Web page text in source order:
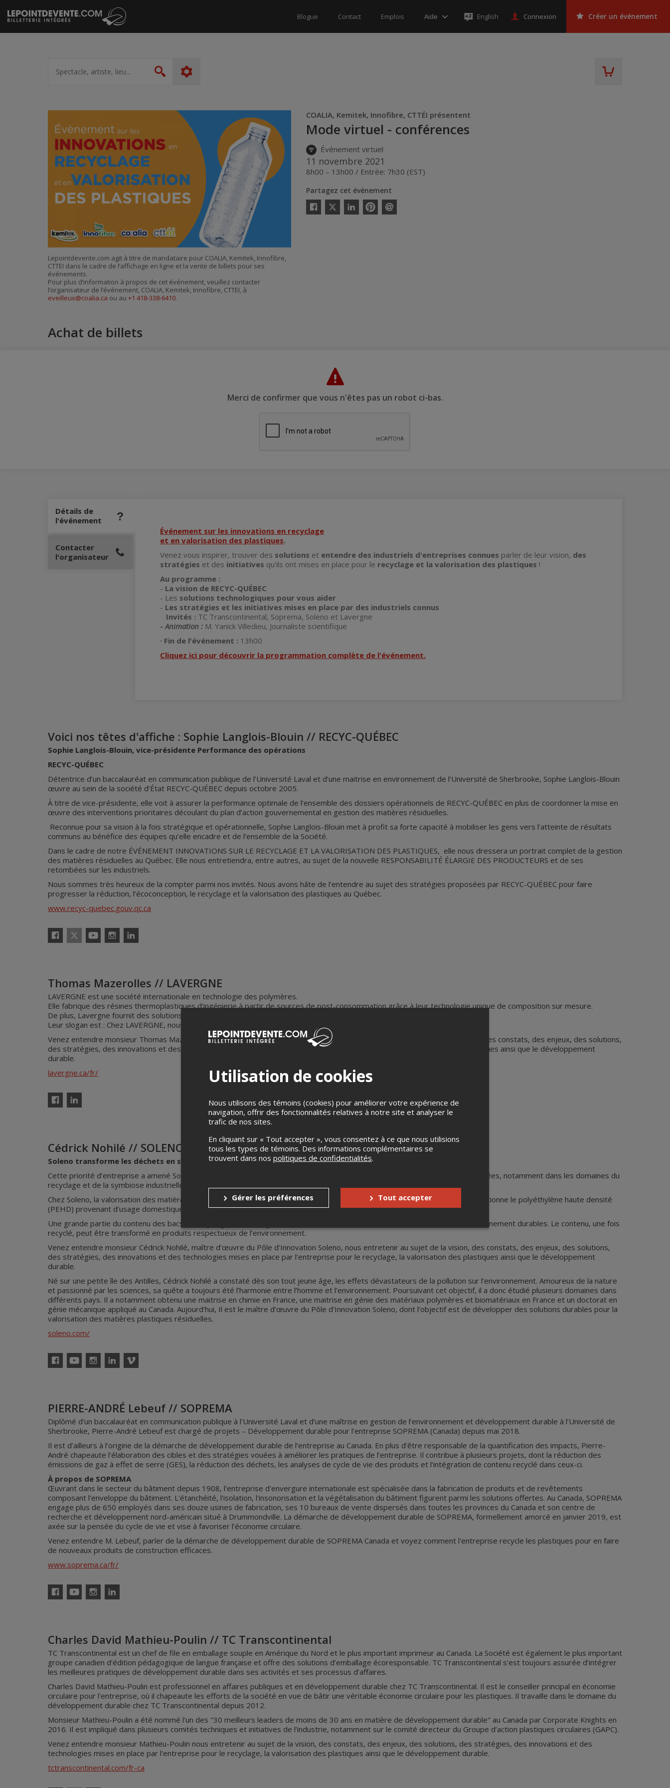
Passer
au
contenu
Blogue Contact Emplois Aide English Connexion Créer un événement
artiste,
lieu...
Rechercher
COALIA, Kemitek, Innofibre, CTTÉI présentent
Mode virtuel - conférences
Événement virtuel
11 novembre 2021
8h00 – 13h00 / Entrée: 7h30 (EST)
Partagez cet événement
Facebook
Twitter
LinkedinPinterestEnvoyer
Lepointdevente.com agit à titre de mandataire pour COALIA, Kemitek, Innofibre,
CTTEI dans le cadre de l’affichage en ligne et la vente de billets pour ses
événements.
Pour plus d’information à propos de cet événement, veuillez contacter
l’organisateur de l’événement, COALIA, Kemitek, Innofibre, CTTEI, à
eveilleux@coalia.ca ou au +1 418-338-6410.
Achat de billets
Merci de confirmer que vous n'êtes pas un robot ci-bas.
Détails de
l'événement
Événement sur les innovations en recyclage
et en valorisation des plastiques.
Venez vous inspirer, trouver des solutions et entendre des industriels d'entreprises connues parler de leur vision, des
stratégies et des initiatives qu'ils ont mises en place pour le recyclage et la valorisation des plastiques !
Au programme :
- La vision de RECYC-QUÉBEC
- Les solutions technologiques pour vous aider
- Les stratégies et les initiatives mises en place par des industriels connus
Invités : TC Transcontinental, Soprema, Soleno et Lavergne
-Animation : M. Yanick Villedieu, Journaliste scientifique
· Fin de l'événement : 13h00
Cliquez ici pour découvrir la programmation complète de l'événement.
Contacter
l'organisateur
Voici nos têtes d'affiche : Sophie Langlois-Blouin // RECYC-QUÉBEC
Sophie Langlois-Blouin, vice-présidente Performance des opérations
RECYC-QUÉBEC
Détentrice d’un baccalauréat en communication publique de l’Université Laval et d’une maitrise en environnement de l’Université de Sherbrooke, Sophie Langlois-Blouin
œuvre au sein de la société d’État RECYC-QUÉBEC depuis octobre 2005.
À titre de vice-présidente, elle voit à assurer la performance optimale de l’ensemble des dossiers opérationnels de RECYC-QUÉBEC en plus de coordonner la mise en
œuvre des interventions prioritaires découlant du plan d’action gouvernemental en gestion des matières résiduelles.
Reconnue pour sa vision à la fois stratégique et opérationnelle, Sophie Langlois-Blouin met à profit sa forte capacité à mobiliser les gens vers l’atteinte de résultats
communs au bénéfice des équipes qu’elle encadre et de l’ensemble de la Société.
Dans le cadre de notre ÉVÉNEMENT INNOVATIONS SUR LE RECYCLAGE ET LA VALORISATION DES PLASTIQUES, elle nous dressera un portrait complet de la gestion
des matières résiduelles au Québec. Elle nous entretiendra, entre autres, au sujet de la nouvelle RESPONSABILITÉ ÉLARGIE DES PRODUCTEURS et de ses
retombées sur les industriels.
Nous sommes très heureux de la compter parmi nos invités. Nous avons hâte de l’entendre au sujet des stratégies proposées par RECYC-QUÉBEC pour faire
progresser la réduction, l’écoconception, le recyclage et la valorisation des plastiques au Québec.
www.recyc-quebec.gouv.qc.ca
Thomas Mazerolles // LAVERGNE
LAVERGNE est une société internationale en technologie des polymères.
Elle fabrique des résines thermoplastiques d’ingénierie à partir de sources de post-consommation grâce à leur technologie unique de composition sur mesure.
De plus, Lavergne fournit des solutions durables à certaines des plus grandes entreprises du monde.
Leur slogan est : Chez LAVERGNE, nous rendons le plastique circulaire.
Venez entendre monsieur Thomas Mazerolles, PhD - scientifique en R&D chez Lavergne, nous entretenir au sujet de la vision, des constats, des enjeux, des solutions,
des stratégies, des innovations et des technologies mises en place par l'entreprise pour le recyclage, la valorisation des plastiques ainsi que le développement
durable.
lavergne.ca/fr/
Cédrick Nohilé // SOLENO
Soleno transforme les déchets en solutions durables
Cette priorité d’entreprise a amené Soleno à prendre des décisions et à poser des gestes concrets au cours des dernières années, notamment dans les domaines du
recyclage et de la symbiose industrielle, afin de réduire à la source, sa consommation.
Chez Soleno, la valorisation des matières résiduelles est un enjeu de société majeur. C’est pourquoi l'entreprise recycle et conditionne le polyéthylène haute densité
(PEHD) provenant d’usage domestique ou industriel.
Une grande partie du contenu des bacs de recyclage des ménages et des rebuts industriels est une source de matériaux extrêmement durables. Le contenu, une fois
recyclé, peut être transformé en produits respectueux de l’environnement.
Venez entendre monsieur Cédrick Nohilé, maître d’œuvre du Pôle d’Innovation Soleno, nous entretenir au sujet de la vision, des constats, des enjeux, des solutions,
des stratégies, des innovations et des technologies mises en place par l'entreprise pour le recyclage, la valorisation des plastiques ainsi que le développement
durable.
Né sur une petite île des Antilles, Cédrick Nohilé a constaté dès son tout jeune âge, les effets dévastateurs de la pollution sur l’environnement. Amoureux de la nature
et passionné par les sciences, sa quête a toujours été l’harmonie entre l’homme et l’environnement. Poursuivant cet objectif, il a donc étudié plusieurs domaines dans
différents pays. Il a notamment obtenu une maitrise en chimie en France, une maitrise en génie des matériaux polymères et biomatériaux en France et un doctorat en
génie mécanique appliqué au Canada. Aujourd’hui, Il est le maître d’œuvre du Pôle d’Innovation Soleno, dont l’objectif est de développer des solutions durables pour la
valorisation des matières plastiques résiduelles.
soleno.com/
PIERRE-ANDRÉ Lebeuf // SOPREMA
Diplômé d'un baccalauréat en communication publique à l'Université Laval et d’une maîtrise en gestion de l’environnement et développement durable à l’Université de
Sherbrooke, Pierre-André Lebeuf est chargé de projets – Développement durable pour l'entreprise SOPREMA (Canada) depuis mai 2018.
Il est d’ailleurs à l’origine de la démarche de développement durable de l’entreprise au Canada. En plus d’être responsable de la quantification des impacts, Pierre-
André chapeaute l’élaboration des cibles et des stratégies vouées à améliorer les pratiques de l’entreprise. Il contribue à plusieurs projets, dont la réduction des
émissions de gaz à effet de serre (GES), la réduction des déchets, les analyses de cycle de vie des produits et l’intégration de contenu recyclé dans ceux-ci.
À propos de SOPREMA
Œuvrant dans le secteur du bâtiment depuis 1908, l'entreprise d'envergure internationale est spécialisée dans la fabrication de produits et de revêtements
composant l’enveloppe du bâtiment. L'étanchéité, l'isolation, l'insonorisation et la végétalisation du bâtiment figurent parmi les solutions offertes. Au Canada, SOPREMA
engage plus de 650 employés dans ses douze usines de fabrication, ses 10 bureaux de vente dispersés dans toutes les provinces du Canada et son centre de
recherche et développement nord-américain situé à Drummondville. La démarche de développement durable de SOPREMA, formellement amorcé en janvier 2019, est
axée sur la pensée du cycle de vie et vise à favoriser l’économie circulaire.
Venez entendre M. Lebeuf, parler de la démarche de développement durable de SOPREMA Canada et voyez comment l'entreprise recycle les plastiques pour en faire
de nouveaux produits de construction efficaces.
www.soprema.ca/fr/
Charles David Mathieu-Poulin // TC Transcontinental
TC Transcontinental est un chef de file en emballage souple en Amérique du Nord et le plus important imprimeur au Canada. La Société est également le plus important
groupe canadien d’édition pédagogique de langue française et offre des solutions d’emballage écoresponsable. TC Transcontinental s’est toujours assurée d’intégrer
les meilleures pratiques de développement durable dans ses activités et ses processus d’affaires.
Charles David Mathieu-Poulin est professionnel en affaires publiques et en développement durable chez TC Transcontinental. Il est le conseiller principal en économie
circulaire pour l'entreprise, où il chapeaute les efforts de la société en vue de bâtir une véritable économie circulaire pour les plastiques. Il travaille dans le domaine du
développement durable chez TC Transcontinental depuis 2012.
Monsieur Mathieu-Poulin a été nommé l'un des "30 meilleurs leaders de moins de 30 ans en matière de développement durable" au Canada par Corporate Knights en
2016. Il est impliqué dans plusieurs comités techniques et initiatives de l’industrie, notamment sur le comité directeur du Groupe d’action plastiques circulaires (GAPC).
Venez entendre monsieur Mathieu-Poulin nous entretenir au sujet de la vision, des constats, des enjeux, des solutions, des stratégies, des innovations et des
technologies mises en place par l'entreprise pour le recyclage, la valorisation des plastiques ainsi que le développement durable.
tctranscontinental.com/fr-ca
Utilisation de cookies
Nous utilisons des témoins (cookies) pour améliorer votre expérience de
navigation, offrir des fonctionnalités relatives à notre site et analyser le
trafic de nos sites.
En cliquant sur « Tout accepter », vous consentez à ce que nous utilisions
tous les types de témoins. Des informations complémentaires se
trouvent dans nos politiques de confidentialités.
Gérer les préférences Tout accepter